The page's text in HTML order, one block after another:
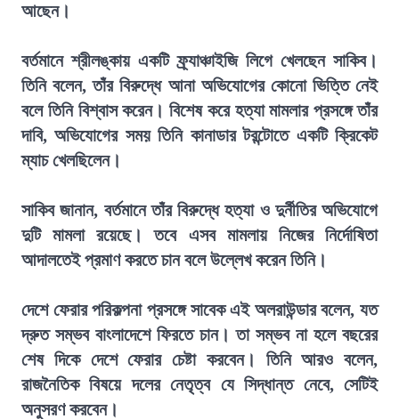
আছেন।
বর্তমানে শ্রীলঙ্কায় একটি ফ্র্যাঞ্চাইজি লিগে খেলছেন সাকিব।
তিনি বলেন, তাঁর বিরুদ্ধে আনা অভিযোগের কোনো ভিত্তি নেই
বলে তিনি বিশ্বাস করেন। বিশেষ করে হত্যা মামলার প্রসঙ্গে তাঁর
দাবি, অভিযোগের সময় তিনি কানাডার টরন্টোতে একটি ক্রিকেট
ম্যাচ খেলছিলেন।
সাকিব জানান, বর্তমানে তাঁর বিরুদ্ধে হত্যা ও দুর্নীতির অভিযোগে
দুটি মামলা রয়েছে। তবে এসব মামলায় নিজের নির্দোষিতা
আদালতেই প্রমাণ করতে চান বলে উল্লেখ করেন তিনি।
দেশে ফেরার পরিকল্পনা প্রসঙ্গে সাবেক এই অলরাউন্ডার বলেন, যত
দ্রুত সম্ভব বাংলাদেশে ফিরতে চান। তা সম্ভব না হলে বছরের
শেষ দিকে দেশে ফেরার চেষ্টা করবেন। তিনি আরও বলেন,
রাজনৈতিক বিষয়ে দলের নেতৃত্ব যে সিদ্ধান্ত নেবে, সেটিই
অনুসরণ করবেন।